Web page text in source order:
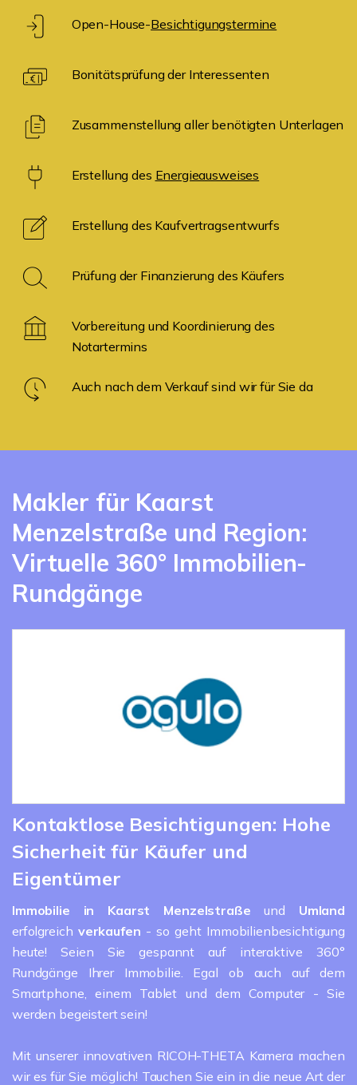
Open-House-Besichtigungstermine
Bonitätsprüfung der Interessenten
Zusammenstellung aller benötigten Unterlagen
Erstellung des Energieausweises
Erstellung des Kaufvertragsentwurfs
Prüfung der Finanzierung des Käufers
Vorbereitung und Koordinierung des
Notartermins
Auch nach dem Verkauf sind wir für Sie da
Makler für Kaarst
Menzelstraße und Region:
Virtuelle 360° Immobilien-
Rundgänge
Kontaktlose Besichtigungen: Hohe
Sicherheit für Käufer und
Eigentümer
Immobilie in Kaarst Menzelstraßeund Umland
erfolgreich verkaufen - so geht Immobilienbesichtigung
heute! Seien Sie gespannt auf interaktive 360°
Rundgänge Ihrer Immobilie. Egal ob auch auf dem
Smartphone, einem Tablet und dem Computer - Sie
werden begeistert sein!
Mit unserer innovativen RICOH-THETA Kamera machen
wir es für Sie möglich! Tauchen Sie ein in die neue Art der